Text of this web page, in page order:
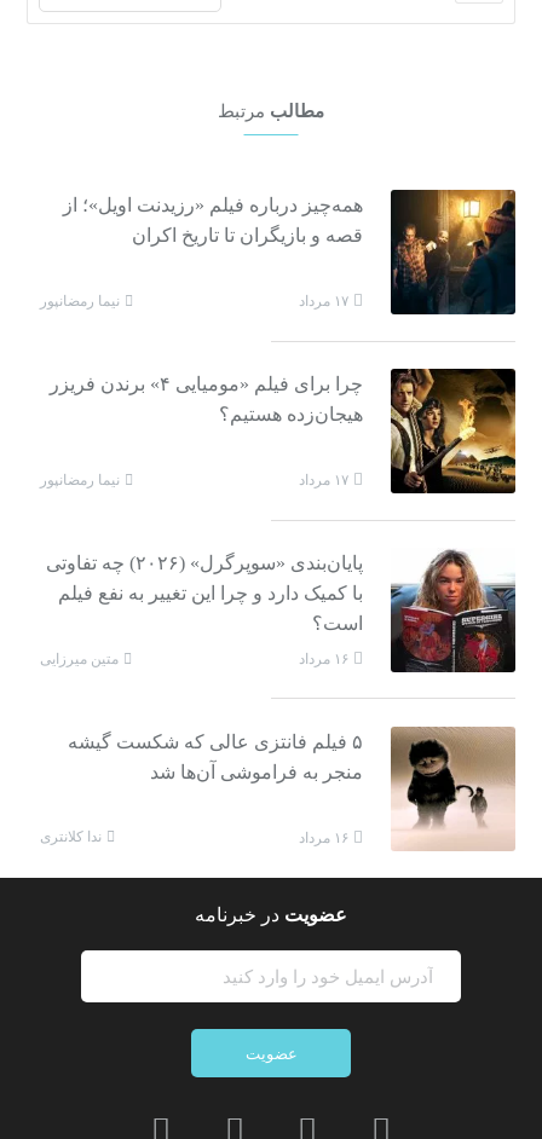
مطالب مرتبط
همه‌چیز درباره فیلم «رزیدنت اویل»؛ از
قصه و بازیگران تا تاریخ اکران
۱۷ مرداد نیما رمضانپور
چرا برای فیلم «مومیایی ۴» برندن فریزر
هیجان‌زده هستیم؟
۱۷ مرداد نیما رمضانپور
پایان‌بندی «سوپرگرل» (۲۰۲۶) چه تفاوتی
با کمیک دارد و چرا این تغییر به نفع فیلم
است؟
۱۶ مرداد متین میرزایی
۵ فیلم فانتزی عالی که شکست گیشه
منجر به فراموشی آن‌ها شد
۱۶ مرداد ندا کلانتری
عضویت در خبرنامه
عضویت